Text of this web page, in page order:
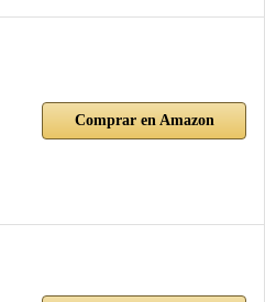
Comprar en Amazon